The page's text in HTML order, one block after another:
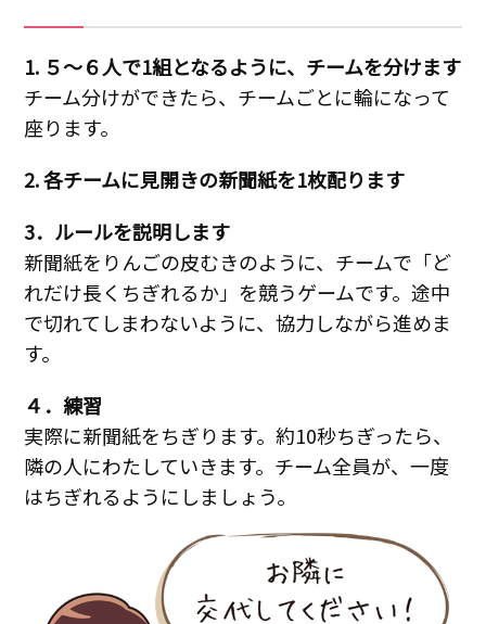
1. ５～６人で1組となるように、チームを分けます
チーム分けができたら、チームごとに輪になって
座ります。
2. 各チームに見開きの新聞紙を1枚配ります
3．ルールを説明します
新聞紙をりんごの皮むきのように、チームで「ど
れだけ長くちぎれるか」を競うゲームです。途中
で切れてしまわないように、協力しながら進めま
す。
４．練習
実際に新聞紙をちぎります。約10秒ちぎったら、
隣の人にわたしていきます。チーム全員が、一度
はちぎれるようにしましょう。